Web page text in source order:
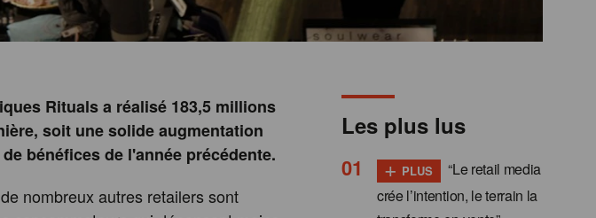
Rituals a réalisé 183,5 millions
soit une solide augmentation
bénéfices de l'année précédente.
nombreux autres retailers sont
Les plus lus
+ PLUS
“Le retail media
crée l’intention, le terrain la